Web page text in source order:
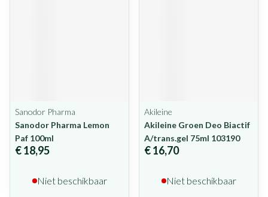
Sanodor Pharma
Sanodor Pharma Lemon
Paf 100ml
€ 18,95
Niet beschikbaar
Akileine
Akileine Groen Deo Biactif
A/trans.gel 75ml 103190
€ 16,70
Niet beschikbaar